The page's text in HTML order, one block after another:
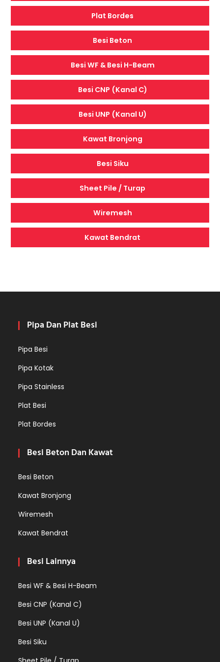
Plat Bordes
Besi Beton
Besi WF & Besi H-Beam
Besi CNP (Kanal C)
Besi UNP (Kanal U)
Kawat Bronjong
Besi Siku
Sheet Pile / Turap
Wiremesh
Kawat Bendrat
Pipa Dan Plat Besi
Pipa Besi
Pipa Kotak
Pipa Stainless
Plat Besi
Plat Bordes
Besi Beton Dan Kawat
Besi Beton
Kawat Bronjong
Wiremesh
Kawat Bendrat
Besi Lainnya
Besi WF & Besi H-Beam
Besi CNP (Kanal C)
Besi UNP (Kanal U)
Besi Siku